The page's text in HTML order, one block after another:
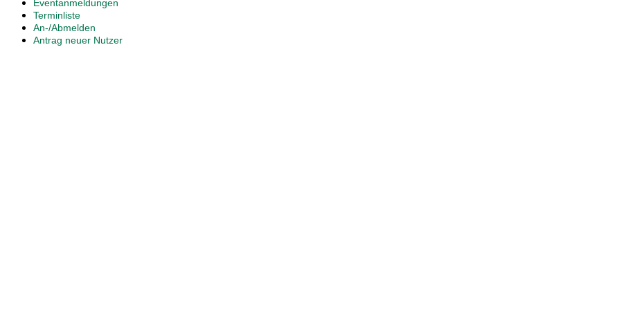
Eventanmeldungen
Terminliste
An-/Abmelden
Antrag neuer Nutzer